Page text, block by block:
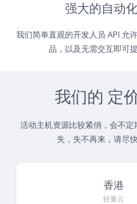
强大的自动
我们简单直观的开发人员 API 允
品，以及无需交互即可提
我们的 定
活动主机资源比较紧俏，会不
失，失不再来，请尽
香港
轻量云